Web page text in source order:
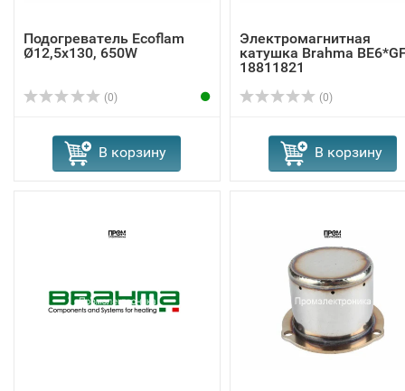
Подогреватель Ecoflam
Ø12,5x130, 650W
(0)
В корзину
Электромагнитная
катушка Brahma
18811821
(0)
В корзину